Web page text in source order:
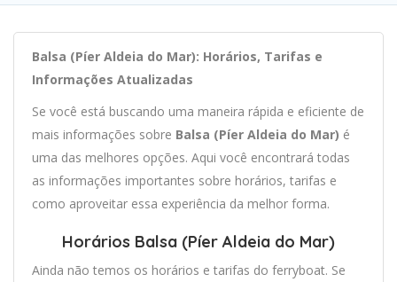
Balsa (Píer Aldeia do Mar): Horários, Tarifas e
Informações Atualizadas
Se você está buscando uma maneira rápida e eficiente de
mais informações sobre Balsa (Píer Aldeia do Mar) é
uma das melhores opções. Aqui você encontrará todas
as informações importantes sobre horários, tarifas e
como aproveitar essa experiência da melhor forma.
Horários Balsa (Píer Aldeia do Mar)
Ainda não temos os horários e tarifas do ferryboat. Se